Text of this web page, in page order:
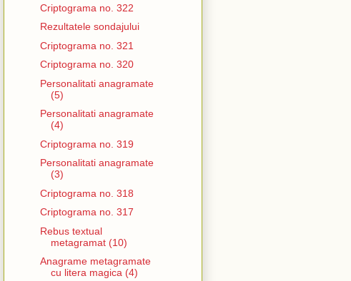
Criptograma no. 322
Rezultatele sondajului
Criptograma no. 321
Criptograma no. 320
Personalitati anagramate
(5)
Personalitati anagramate
(4)
Criptograma no. 319
Personalitati anagramate
(3)
Criptograma no. 318
Criptograma no. 317
Rebus textual
metagramat (10)
Anagrame metagramate
cu litera magica (4)